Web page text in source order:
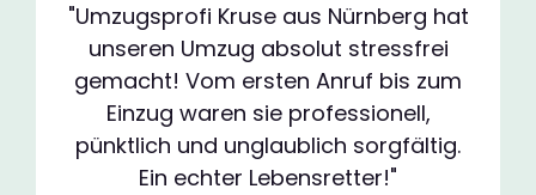
"Umzugsprofi Kruse aus Nürnberg hat
unseren Umzug absolut stressfrei
gemacht! Vom ersten Anruf bis zum
Einzug waren sie professionell,
pünktlich und unglaublich sorgfältig.
Ein echter Lebensretter!"